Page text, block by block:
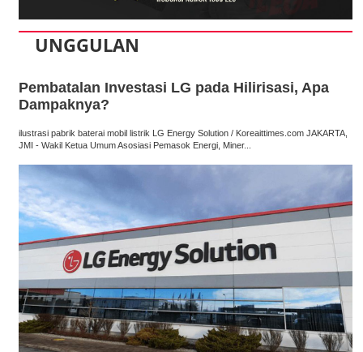
UNGGULAN
Pembatalan Investasi LG pada Hilirisasi, Apa
Dampaknya?
ilustrasi pabrik baterai mobil listrik LG Energy Solution / Koreaittimes.com JAKARTA,
JMI - Wakil Ketua Umum Asosiasi Pemasok Energi, Miner...